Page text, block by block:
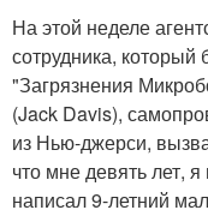
На этой неделе
сотрудника, который
"Загрязнения
(Jack Davis),
из Нью-джерси,
что мне девять лет,
написал 9-летний